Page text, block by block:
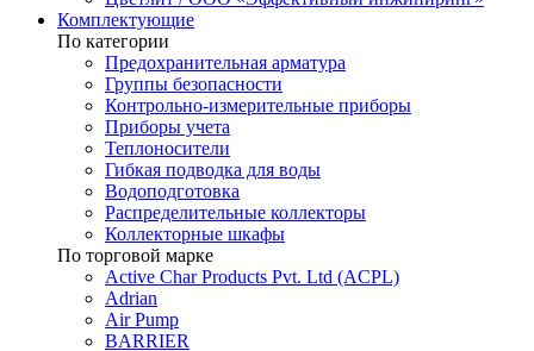
Комплектующие
По категории
Предохранительная арматура
Группы безопасности
Контрольно-измерительные приборы
Приборы учета
Теплоносители
Гибкая подводка для воды
Водоподготовка
Распределительные коллекторы
Коллекторные шкафы
По торговой марке
Active Char Products Pvt. Ltd (ACPL)
Adrian
Air Pump
BARRIER